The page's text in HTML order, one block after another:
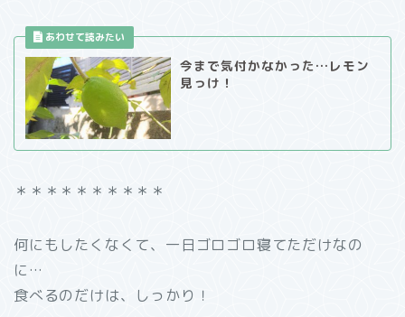
今まで気付かなかった…レモン
見っけ！
＊＊＊＊＊＊＊＊＊＊
何にもしたくなくて、一日ゴロゴロ寝てただけなの
に…
食べるのだけは、しっかり！